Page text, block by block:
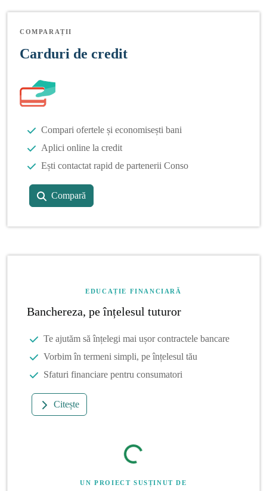
COMPARAȚII
Carduri de credit
Compari ofertele și economisești bani
Aplici online la credit
Ești contactat rapid de partenerii Conso
Compară
EDUCAȚIE FINANCIARĂ
Banchereza, pe înțelesul tuturor
Te ajutăm să înțelegi mai ușor contractele bancare
Vorbim în termeni simpli, pe înțelesul tău
Sfaturi financiare pentru consumatori
Citește
UN PROIECT SUSȚINUT DE